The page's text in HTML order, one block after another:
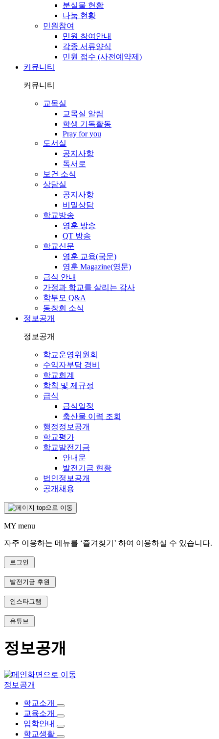
분실물 현황
나눔 현황
민원참여
민원 참여안내
각종 서류양식
민원 접수 (사전예약제)
커뮤니티
커뮤니티
교목실
교목실 알림
학생 기독활동
Pray for you
도서실
공지사항
독서로
보건 소식
상담실
공지사항
비밀상담
학교방송
영훈 방송
QT 방송
학교신문
영훈 교육(국문)
영훈 Magazine(영문)
급식 안내
가정과 학교를 살리는 감사
학부모 Q&A
동창회 소식
정보공개
정보공개
학교운영위원회
수익자부담 경비
학교회계
학칙 및 제규정
급식
급식일정
축산물 이력 조회
행정정보공개
학교평가
학교발전기금
안내문
발전기금 현황
법인정보공개
공개채용
MY menu
자주 이용하는 메뉴를 ‘즐겨찾기’ 하여 이용하실 수 있습니다.
로그인
발전기금 후원
인스타그램
유튜브
정보공개
정보공개
학교소개
교육소개
입학안내
학교생활